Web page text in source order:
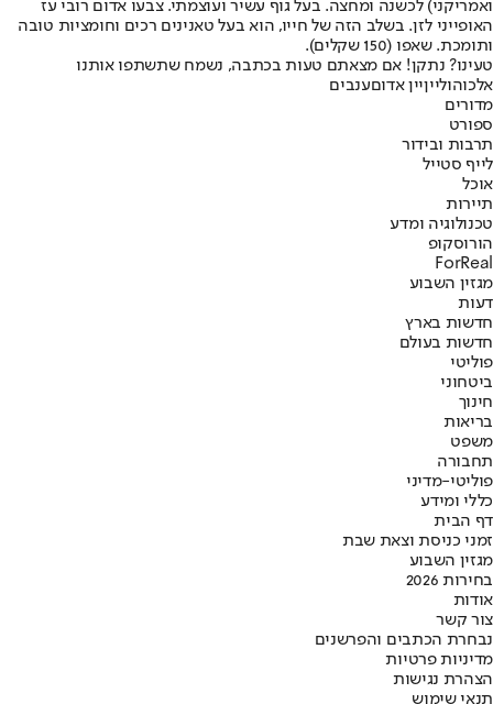
ואמריקני) לכשנה ומחצה. בעל גוף עשיר ועוצמתי. צבעו אדום רובי עז
האופייני לזן. בשלב הזה של חייו, הוא בעל טאנינים רכים וחומציות טובה
ותומכת. שאפו (150 שקלים).
טעינו? נתקן! אם מצאתם טעות בכתבה, נשמח שתשתפו אותנו
אלכוהולייןיין אדוםענבים
מדורים
ספורט
תרבות ובידור
לייף סטייל
אוכל
תיירות
טכנולוגיה ומדע
הורוסקופ
ForReal
מגזין השבוע
דעות
חדשות בארץ
חדשות בעולם
פוליטי
ביטחוני
חינוך
בריאות
משפט
תחבורה
פוליטי-מדיני
כללי ומידע
דף הבית
זמני כניסת וצאת שבת
מגזין השבוע
בחירות 2026
אודות
צור קשר
נבחרת הכתבים והפרשנים
מדיניות פרטיות
הצהרת נגישות
תנאי שימוש